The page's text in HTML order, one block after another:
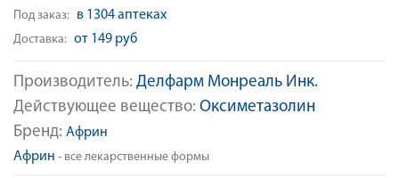
Производитель: Делфарм Монреаль Инк.
Действующее вещество: Оксиметазолин
Бренд: Африн
Африн - все лекарственные формы
Под заказ: в 1304 аптеках
Доставка: от 149 руб